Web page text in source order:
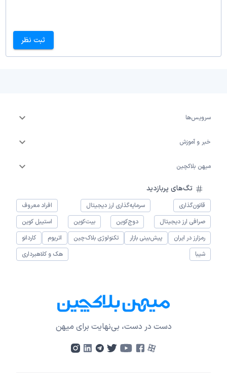
ثبت نظر
سرویس‌ها
خبر و آموزش
میهن بلاکچین
تگ‌های پربازدید
قانون‌گذاری سرمایه‌گذاری ارز دیجیتال
افراد معروف
صرافی ارز دیجیتال
دوج‌کوین بیت‌کوین
استیبل کوین
رمزارز در ایران
پیش‌بینی بازار تکنولوژی بلاک‌چین اتریوم
کاردانو
شیبا
هک و کلاهبرداری
دست در دست، بی‌نهایت برای میهن